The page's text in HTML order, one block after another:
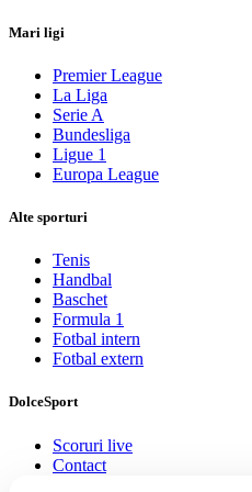
Mari ligi
Premier League
La Liga
Serie A
Bundesliga
Ligue 1
Europa League
Alte sporturi
Tenis
Handbal
Baschet
Formula 1
Fotbal intern
Fotbal extern
DolceSport
Scoruri live
Contact